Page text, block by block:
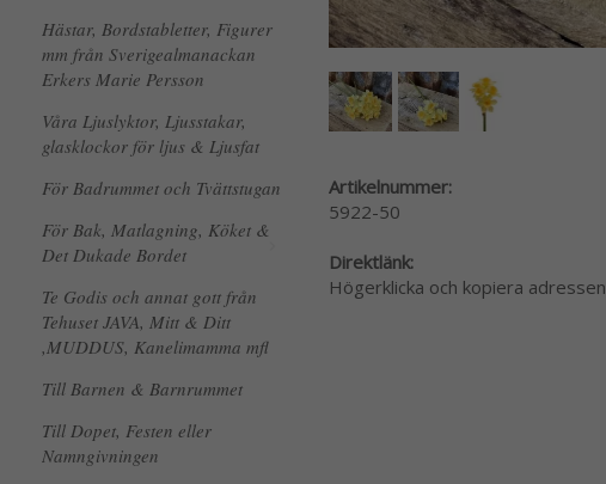
Hästar, Bordstabletter, Figurer
mm från Sverigealmanackan
Erkers Marie Persson
Våra Ljuslyktor, Ljusstakar,
glasklockor för ljus & Ljusfat
För Badrummet och Tvättstugan
För Bak, Matlagning, Köket &
Det Dukade Bordet
Te Godis och annat gott från
Tehuset JAVA, Mitt & Ditt
,MUDDUS, Kanelimamma mfl
Till Barnen & Barnrummet
Till Dopet, Festen eller
Namngivningen
Artikelnummer:
5922-50
Direktlänk:
Högerklicka och kopiera adressen